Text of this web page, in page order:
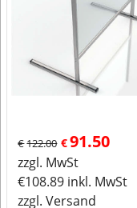
€122.00 €91.50
zzgl. MwSt
€108.89 inkl. MwSt
zzgl. Versand